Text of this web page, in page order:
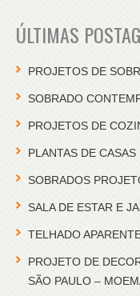
ÚLTIMAS
PROJETOS DE
SOBRADO
PROJETOS DE
PLANTAS DE CASAS
SOBRADOS
SALA DE ESTAR E
TELHADO
PROJETO DE
SÃO PAULO –